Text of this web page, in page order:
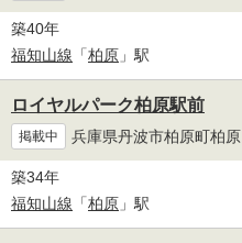
築40年
福知山線 「柏原 」駅
ロイヤルパーク柏原駅前
掲載中 兵庫県丹波市柏原町柏原
築34年
福知山線 「柏原 」駅